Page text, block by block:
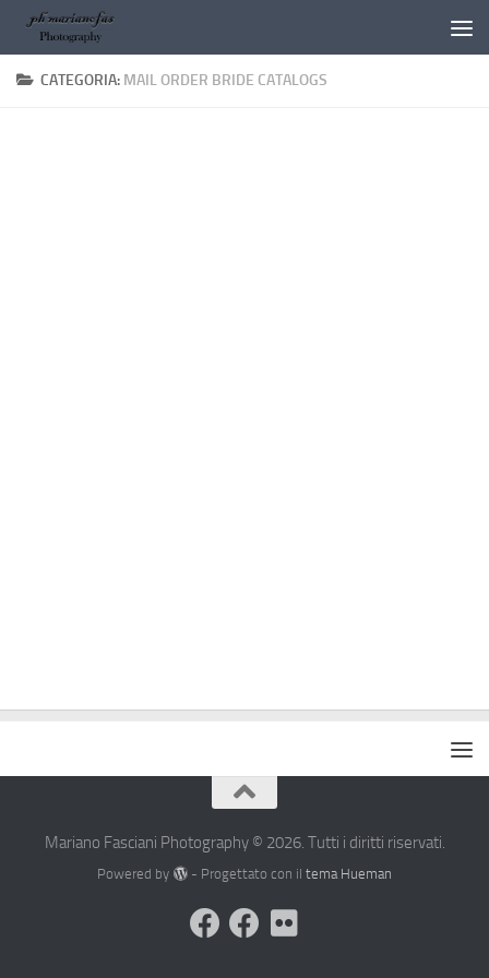
Salta al contenuto
CATEGORIA: MAIL ORDER BRIDE CATALOGS
Mariano Fasciani Photography © 2026. Tutti i diritti riservati.
Powered by - Progettato con il tema Hueman